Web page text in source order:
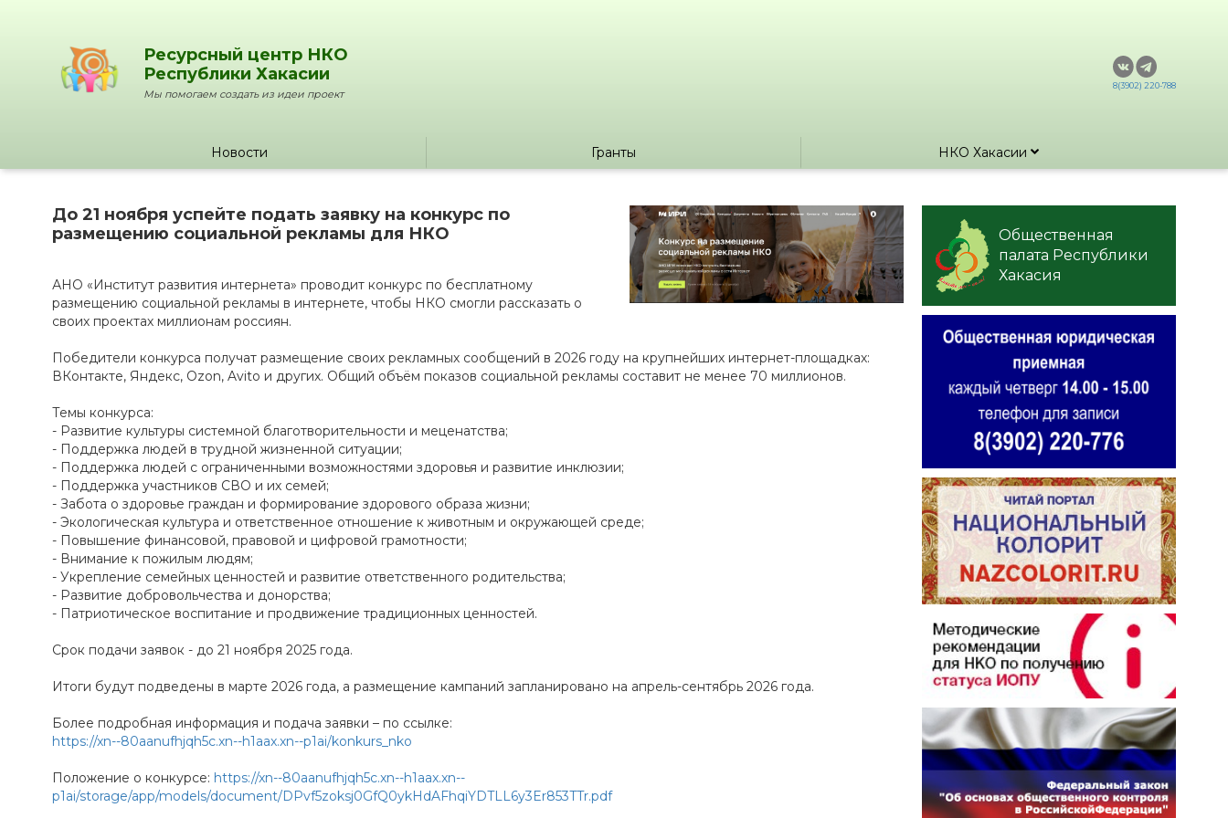
Ресурсный центр НКО
Республики Хакасии
Мы помогаем создать из идеи проект
8(3902) 220-788
Новости Гранты НКО Хакасии
Общественная
палата Республики
Хакасия
До 21 ноября успейте подать заявку на конкурс по
размещению социальной рекламы для НКО
АНО «Институт развития интернета» проводит конкурс по бесплатному
размещению социальной рекламы в интернете, чтобы НКО смогли рассказать о
своих проектах миллионам россиян.
Победители конкурса получат размещение своих рекламных сообщений в 2026 году на крупнейших интернет-площадках:
ВКонтакте, Яндекс, Ozon, Avito и других. Общий объём показов социальной рекламы составит не менее 70 миллионов.
Темы конкурса:
- Развитие культуры системной благотворительности и меценатства;
- Поддержка людей в трудной жизненной ситуации;
- Поддержка людей с ограниченными возможностями здоровья и развитие инклюзии;
- Поддержка участников СВО и их семей;
- Забота о здоровье граждан и формирование здорового образа жизни;
- Экологическая культура и ответственное отношение к животным и окружающей среде;
- Повышение финансовой, правовой и цифровой грамотности;
- Внимание к пожилым людям;
- Укрепление семейных ценностей и развитие ответственного родительства;
- Развитие добровольчества и донорства;
- Патриотическое воспитание и продвижение традиционных ценностей.
Срок подачи заявок - до 21 ноября 2025 года.
Итоги будут подведены в марте 2026 года, а размещение кампаний запланировано на апрель-сентябрь 2026 года.
Более подробная информация и подача заявки – по ссылке:
https://xn--80aanufhjqh5c.xn--h1aax.xn--p1ai/konkurs_nko
Положение о конкурсе: https://xn--80aanufhjqh5c.xn--h1aax.xn--
p1ai/storage/app/models/document/DPvf5zoksj0GfQ0ykHdAFhqiYDTLL6y3Er853TTr.pdf